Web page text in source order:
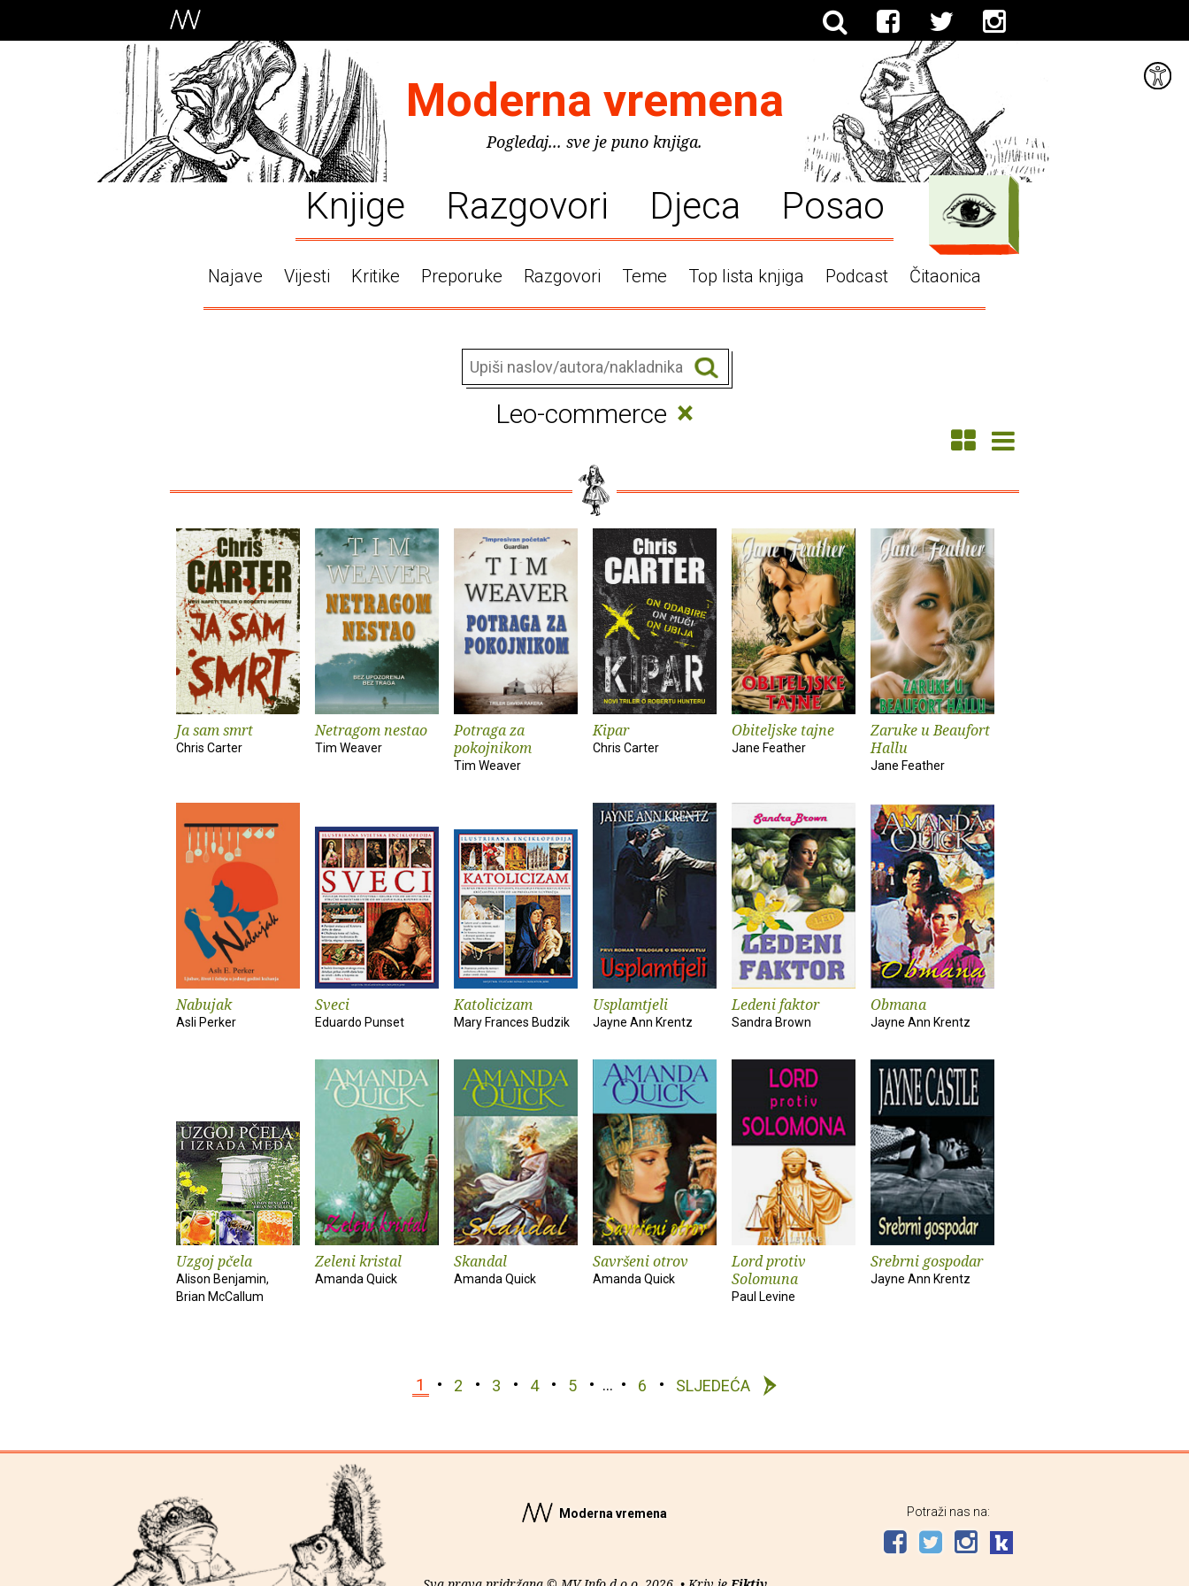
Moderna vremena
Pogledaj... sve je puno knjiga.
Knjige Razgovori Djeca Posao
Najave Vijesti Kritike Preporuke Razgovori Teme Top lista knjiga Podcast Čitaonica
Leo-commerce ×
Ja sam smrt
Chris Carter
Netragom nestao
Tim Weaver
Potraga za
pokojnikom
Tim Weaver
Kipar
Chris Carter
Obiteljske tajne
Jane Feather
Zaruke u Beaufort
Hallu
Jane Feather
Nabujak
Asli Perker
Sveci
Eduardo Punset
Katolicizam
Mary Frances Budzik
Usplamtjeli
Jayne Ann Krentz
Ledeni faktor
Sandra Brown
Obmana
Jayne Ann Krentz
Uzgoj pčela
Alison Benjamin,
Brian McCallum
Zeleni kristal
Amanda Quick
Skandal
Amanda Quick
Savršeni otrov
Amanda Quick
Lord protiv
Solomuna
Paul Levine
Srebrni gospodar
Jayne Ann Krentz
1 2 3 4 5 … 6 SLJEDEĆA
Moderna vremena Potraži nas na: